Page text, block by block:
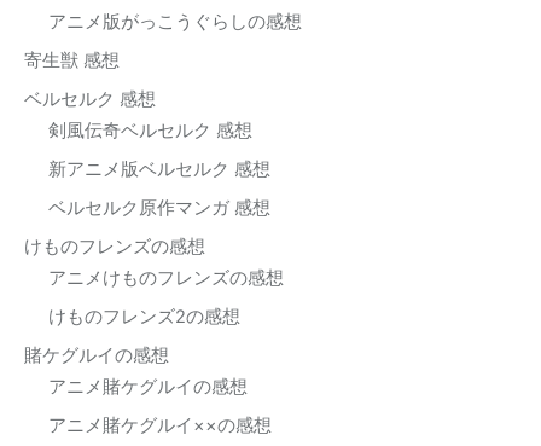
アニメ版がっこうぐらしの感想
寄生獣 感想
ベルセルク 感想
剣風伝奇ベルセルク 感想
新アニメ版ベルセルク 感想
ベルセルク原作マンガ 感想
けものフレンズの感想
アニメけものフレンズの感想
けものフレンズ2の感想
賭ケグルイの感想
アニメ賭ケグルイの感想
アニメ賭ケグルイ××の感想